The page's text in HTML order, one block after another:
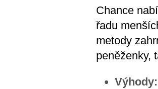
Chance
řadu
metody
peněženky,
Výhody: